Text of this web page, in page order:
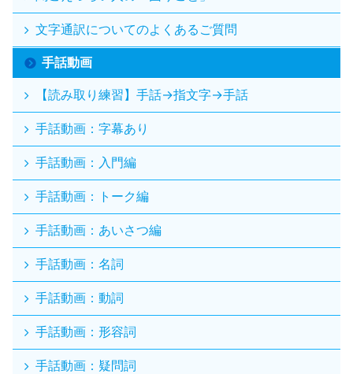
文字通訳についてのよくあるご質問
手話動画
【読み取り練習】手話→指文字→手話
手話動画：字幕あり
手話動画：入門編
手話動画：トーク編
手話動画：あいさつ編
手話動画：名詞
手話動画：動詞
手話動画：形容詞
手話動画：疑問詞